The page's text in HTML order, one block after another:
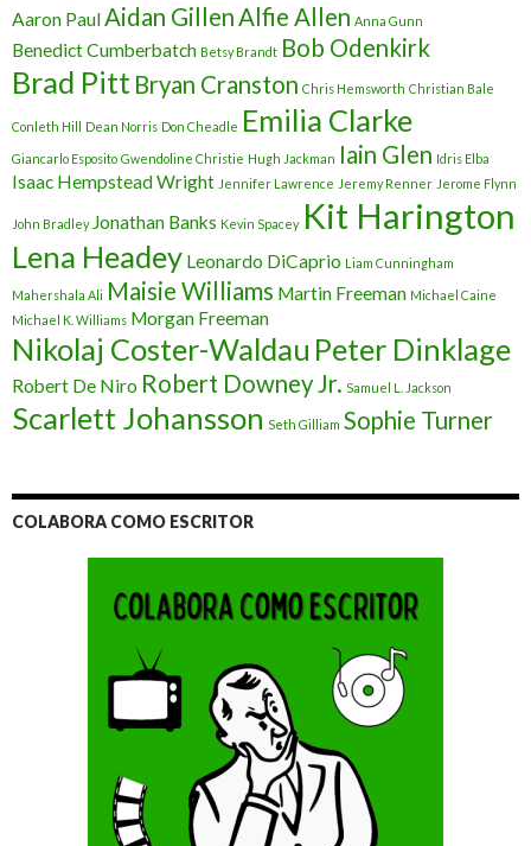
Aaron PaulAidan GillenAlfie Allen Anna Gunn
Benedict Cumberbatch Betsy Brandt Bob Odenkirk
Brad Pitt Bryan Cranston Chris Hemsworth Christian Bale
Conleth Hill Dean Norris Don Cheadle Emilia Clarke
Giancarlo Esposito Gwendoline Christie Hugh Jackman Iain Glen Idris Elba
Isaac Hempstead Wright Jennifer Lawrence Jeremy Renner Jerome Flynn
John Bradley Jonathan Banks Kevin Spacey Kit Harington
Lena Headey Leonardo DiCaprio Liam Cunningham
Mahershala Ali Maisie Williams Martin Freeman Michael Caine
Michael K. Williams Morgan Freeman
Nikolaj Coster-Waldau Peter Dinklage
Robert De Niro Robert Downey Jr. Samuel L. Jackson
Scarlett Johansson Seth Gilliam Sophie Turner
COLABORA COMO ESCRITOR